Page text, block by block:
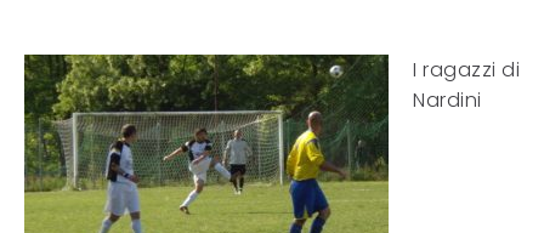
I ragazzi di
Nardini